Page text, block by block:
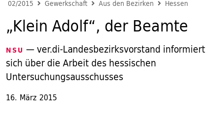
02/2015 Gewerkschaft Aus den Bezirken Hessen
„Klein Adolf“, der Beamte
NSU — ver.di-Landesbezirksvorstand informiert
sich über die Arbeit des hessischen
Untersuchungsausschusses
16. März 2015